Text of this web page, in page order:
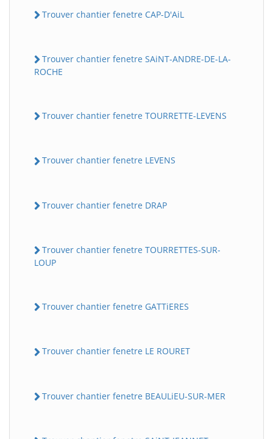
Trouver chantier fenetre CAP-D'AiL
Trouver chantier fenetre SAiNT-ANDRE-DE-LA-
ROCHE
Trouver chantier fenetre TOURRETTE-LEVENS
Trouver chantier fenetre LEVENS
Trouver chantier fenetre DRAP
Trouver chantier fenetre TOURRETTES-SUR-
LOUP
Trouver chantier fenetre GATTiERES
Trouver chantier fenetre LE ROURET
Trouver chantier fenetre BEAULiEU-SUR-MER